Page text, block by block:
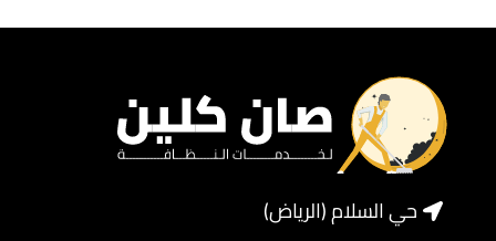
حي السلام (الرياض)